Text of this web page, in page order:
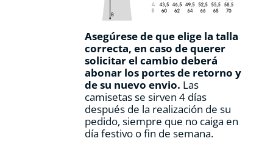
Asegúrese de que elige la talla
correcta, en caso de querer
solicitar el cambio deberá
abonar los portes de retorno y
de su nuevo envio. Las
camisetas se sirven 4 días
después de la realización de su
pedido, siempre que no caiga en
día festivo o fin de semana.